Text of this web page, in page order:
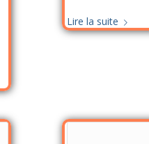
Lire la suite